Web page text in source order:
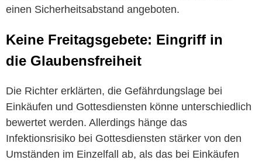
einen Sicherheitsabstand angeboten.
Keine Freitagsgebete: Eingriff in
die Glaubensfreiheit
Die Richter erklärten, die Gefährdungslage bei
Einkäufen und Gottesdiensten könne unterschiedlich
bewertet werden. Allerdings hänge das
Infektionsrisiko bei Gottesdiensten stärker von den
Umständen im Einzelfall ab, als das bei Einkäufen